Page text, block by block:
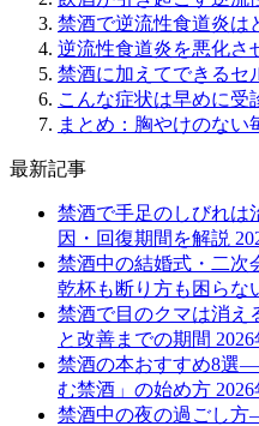
禁酒で逆流性食道炎は
逆流性食道炎を悪化さ
禁酒に加えてできるセ
こんな症状は早めに受
まとめ：胸やけのない
最新記事
禁酒で手足のしびれは
因・回復期間を解説
禁酒中の結婚式・二
乾杯も断り方も困らな
禁酒で目のクマは消え
と改善までの期間
禁酒の本おすすめ8選
む禁酒」の始め方
禁酒中の夜の過ごし